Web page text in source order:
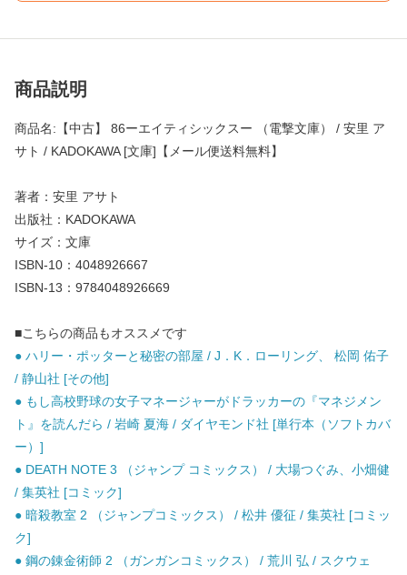
商品説明
商品名:【中古】 86ーエイティシックスー （電撃文庫） / 安里 ア
サト / KADOKAWA [文庫]【メール便送料無料】
著者：安里 アサト
出版社：KADOKAWA
サイズ：文庫
ISBN-10：4048926667
ISBN-13：9784048926669
■こちらの商品もオススメです
● ハリー・ポッターと秘密の部屋 / J．K．ローリング、 松岡 佑子
/ 静山社 [その他]
● もし高校野球の女子マネージャーがドラッカーの『マネジメン
ト』を読んだら / 岩崎 夏海 / ダイヤモンド社 [単行本（ソフトカバ
ー）]
● DEATH NOTE 3 （ジャンプ コミックス） / 大場つぐみ、小畑健
/ 集英社 [コミック]
● 暗殺教室 2 （ジャンプコミックス） / 松井 優征 / 集英社 [コミッ
ク]
● 鋼の錬金術師 2 （ガンガンコミックス） / 荒川 弘 / スクウェ